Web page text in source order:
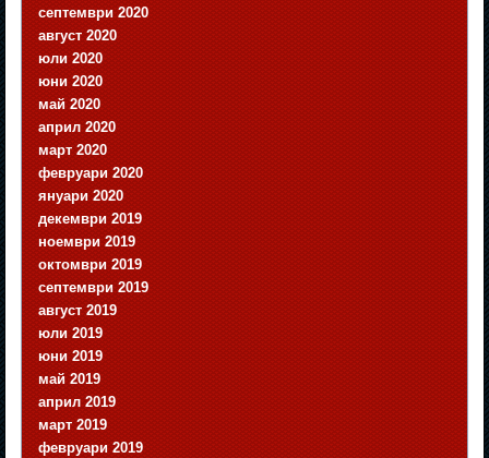
септември 2020
август 2020
юли 2020
юни 2020
май 2020
април 2020
март 2020
февруари 2020
януари 2020
декември 2019
ноември 2019
октомври 2019
септември 2019
август 2019
юли 2019
юни 2019
май 2019
април 2019
март 2019
февруари 2019